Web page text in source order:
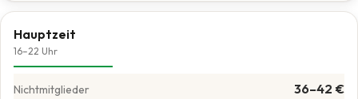
Hauptzeit
16–22 Uhr
36–42 €